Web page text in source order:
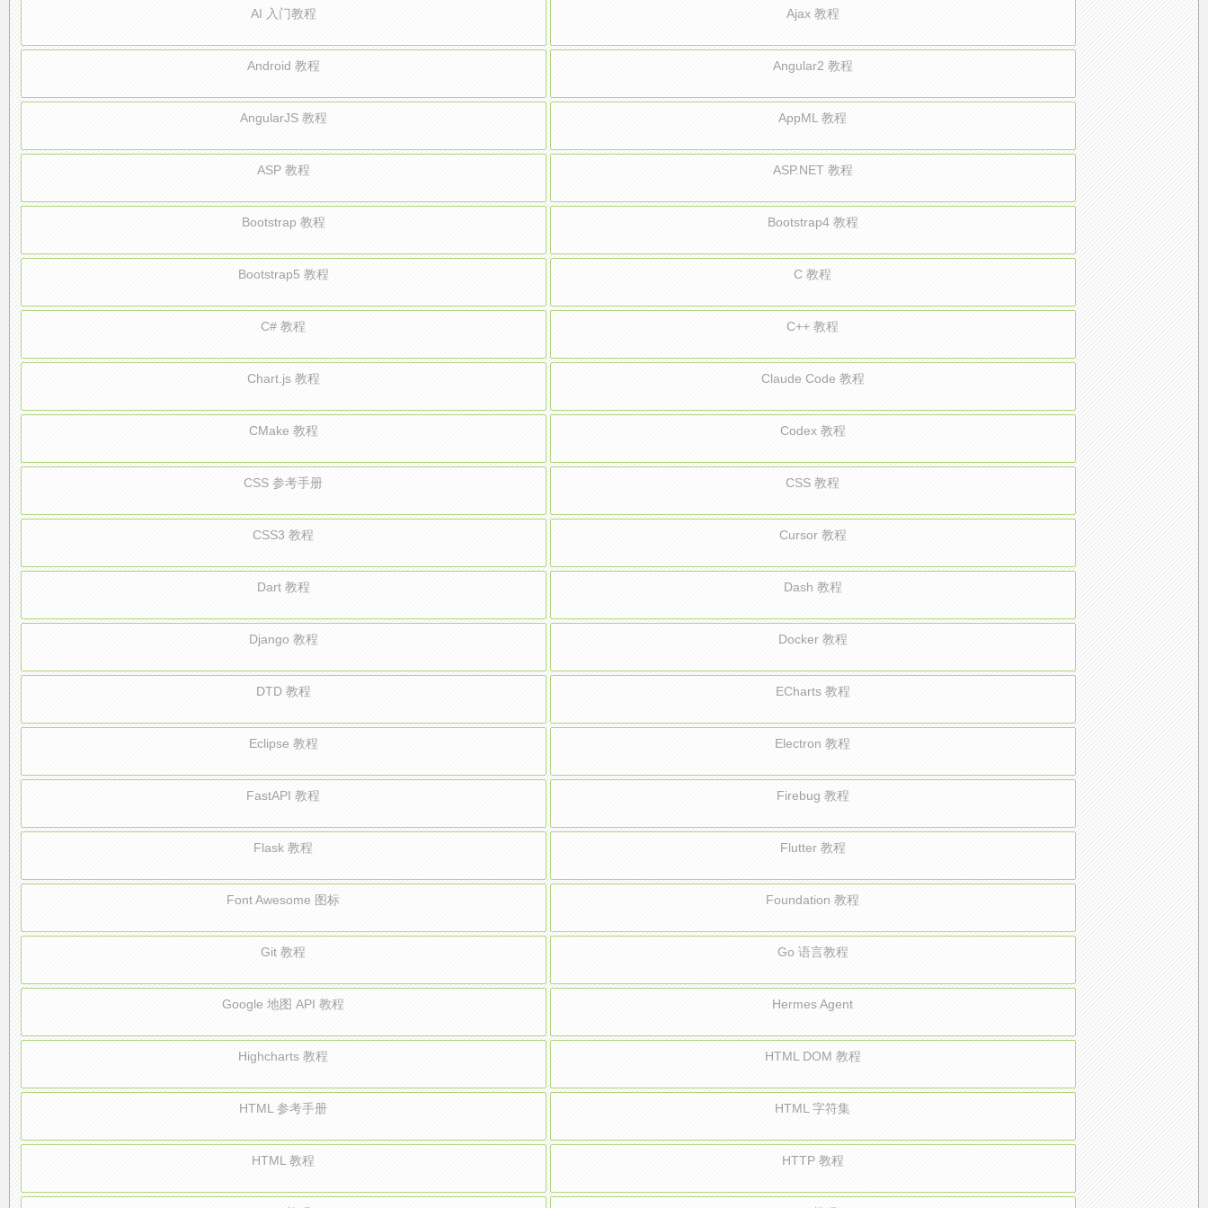
AI 入门教程 Ajax 教程
Android 教程 Angular2 教程
AngularJS 教程 AppML 教程
ASP 教程 ASP.NET 教程
Bootstrap 教程 Bootstrap4 教程
Bootstrap5 教程 C 教程
C# 教程 C++ 教程
Chart.js 教程 Claude Code 教程
CMake 教程 Codex 教程
CSS 参考手册 CSS 教程
CSS3 教程 Cursor 教程
Dart 教程 Dash 教程
Django 教程 Docker 教程
DTD 教程 ECharts 教程
Eclipse 教程 Electron 教程
FastAPI 教程 Firebug 教程
Flask 教程 Flutter 教程
Font Awesome 图标 Foundation 教程
Git 教程 Go 语言教程
Google 地图 API 教程 Hermes Agent
Highcharts 教程 HTML DOM 教程
HTML 参考手册 HTML 字符集
HTML 教程 HTTP 教程